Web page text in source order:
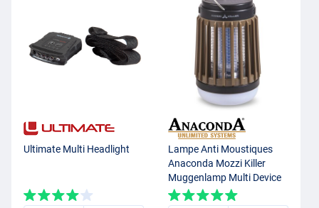
Ultimate Multi Headlight
Lampe Anti Moustiques
Anaconda Mozzi Killer
Muggenlamp Multi Device
(Incl. Panneau solaire)